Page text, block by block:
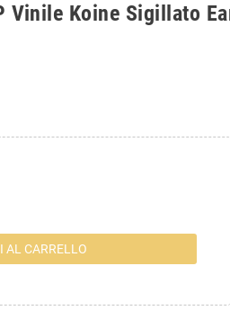
Vinile Koine Sigillato
AL CARRELLO